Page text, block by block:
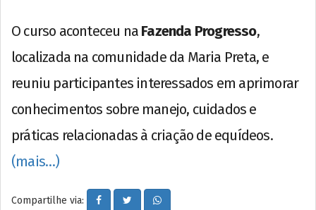
O curso aconteceu na Fazenda Progresso,
localizada na comunidade da Maria Preta, e
reuniu participantes interessados em aprimorar
conhecimentos sobre manejo, cuidados e
práticas relacionadas à criação de equídeos.
(mais…)
Compartilhe via: